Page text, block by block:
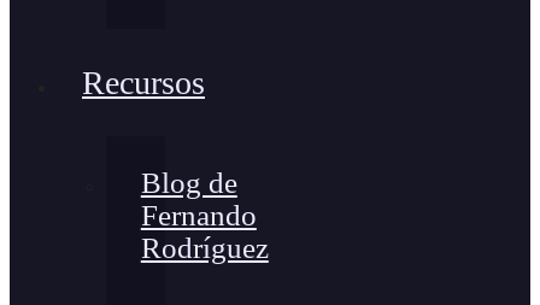
Recursos
Blog de
Fernando
Rodríguez